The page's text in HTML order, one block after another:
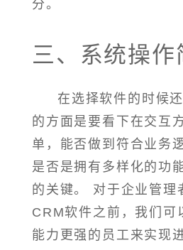
分。
三、系统操作
在选择软件的时候
的方面是要看下在交互
单，能否做到符合业务
是否是拥有多样化的功
的关键。 对于企业管理
CRM软件之前，我们可
能力更强的员工来实现